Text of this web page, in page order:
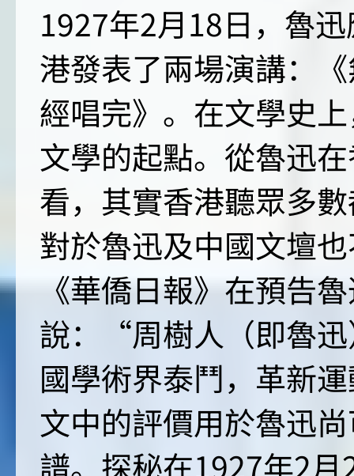
1927年2月18日，魯
港發表了兩場演講：
經唱完》。在文學史
文學的起點。從魯迅
看，其實香港聽眾多
對於魯迅及中國文壇
《華僑日報》在預告
說：“周樹人（即魯
國學術界泰鬥，革新
文中的評價用於魯迅
譜。探秘在1927年2